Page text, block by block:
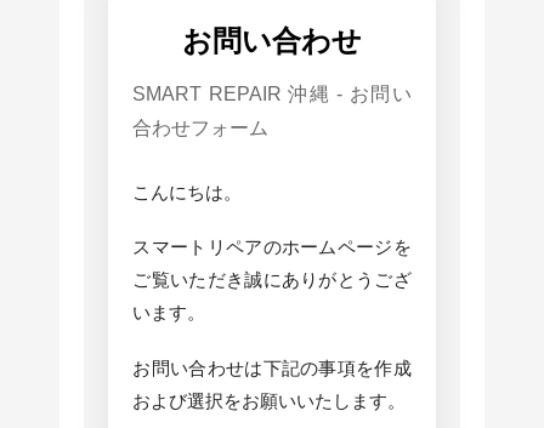
お問い合わせ
SMART REPAIR 沖縄 - お問い
合わせフォーム
こんにちは。
スマートリペアのホームページを
ご覧いただき誠にありがとうござ
います。
お問い合わせは下記の事項を作成
および選択をお願いいたします。